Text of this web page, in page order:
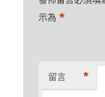
示為*
留言 *